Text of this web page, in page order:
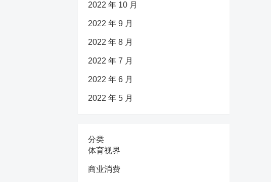
2022 年 10 月
2022 年 9 月
2022 年 8 月
2022 年 7 月
2022 年 6 月
2022 年 5 月
分类
体育视界
商业消费